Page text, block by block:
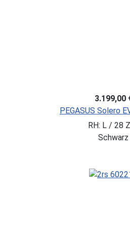
3.199,00
PEGASUS Solero
RH: L / 28
Schwarz